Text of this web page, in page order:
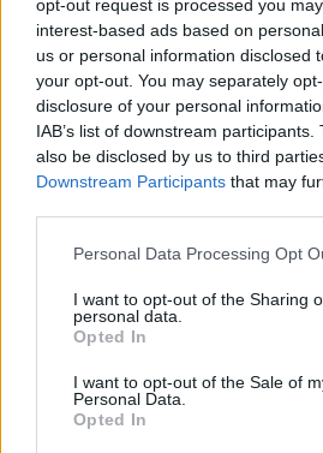
opt-out request is processed you
interest-based ads based on
us or personal information disclosed
your opt-out. You may separately
disclosure of your personal
IAB’s list of downstream
also be disclosed by us to third
Downstream Participants that may
Personal Data Processing Opt
I want to opt-out of the Sharing
personal data.
Opted In
I want to opt-out of the Sale of
Personal Data.
Opted In
Afficher la carte